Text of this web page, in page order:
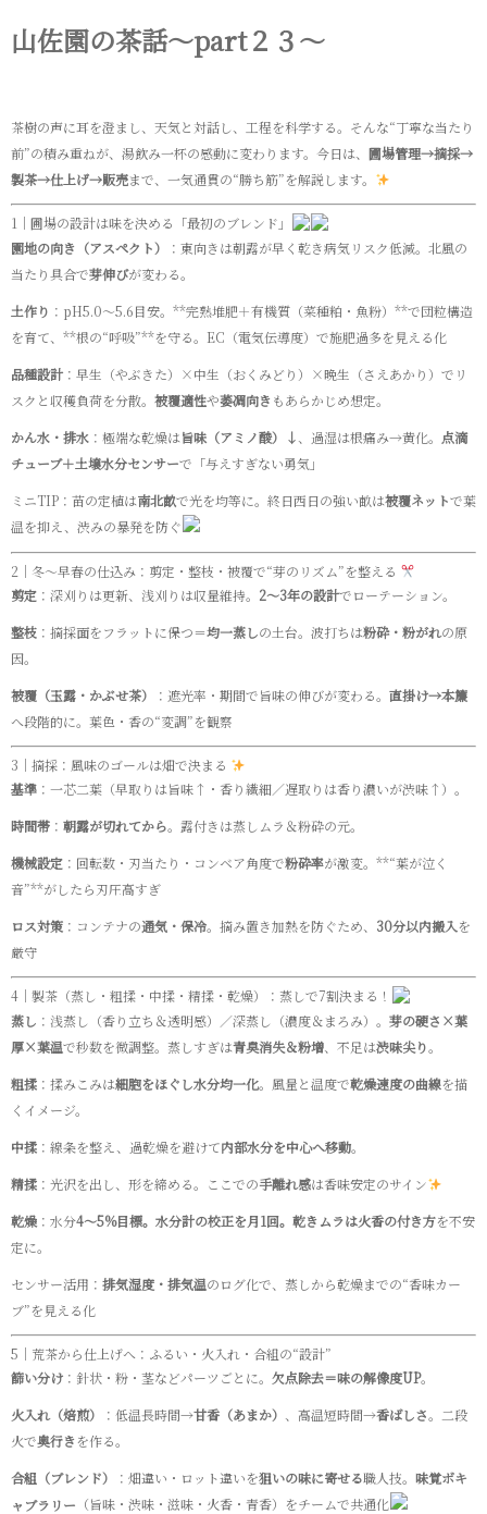
山佐園の茶話～part２３～
茶樹の声に耳を澄まし、天気と対話し、工程を科学する。そんな“丁寧な当たり
前”の積み重ねが、湯飲み一杯の感動に変わります。今日は、 圃場管理→摘採→
製茶→仕上げ→販売まで、一気通貫の“勝ち筋”を解説します。
1｜圃場の設計は味を決める「最初のブレンド」
園地の向き（アスペクト）
：東向きは朝露が早く乾き病気リスク低減。北風の
当たり具合で芽伸びが変わる。
土作り ：pH5.0〜5.6目安。**完熟堆肥＋有機質（菜種粕・魚粉）**で団粒構造
を育て、**根の“呼吸”**を守る。EC（電気伝導度）で施肥過多を見える化
品種設計 ：早生（やぶきた）×中生（おくみどり）×晩生（さえあかり）でリ
スクと収穫負荷を分散。 被覆適性や萎凋向きもあらかじめ想定。
かん水・排水 ：極端な乾燥は旨味（アミノ酸）↓、過湿は根痛み→黄化。 点滴
チューブ＋土壌水分センサーで「与えすぎない勇気」
ミニTIP：苗の定植は南北畝で光を均等に。終日西日の強い畝は被覆ネットで葉
温を抑え、渋みの暴発を防ぐ
2｜冬〜早春の仕込み：剪定・整枝・被覆で“芽のリズム”を整える
剪定 ：深刈りは更新、浅刈りは収量維持。 2〜3年の設計でローテーション。
整枝 ：摘採面をフラットに保つ＝均一蒸しの土台。波打ちは粉砕・粉がれの原
因。
被覆（玉露・かぶせ茶）
：遮光率・期間で旨味の伸びが変わる。 直掛け→本簾
へ段階的に。葉色・香の“変調”を観察
3｜摘採：風味のゴールは畑で決まる
基準 ：一芯二葉（早取りは旨味↑・香り繊細／遅取りは香り濃いが渋味↑）。
時間帯 ： 朝露が切れてから。露付きは蒸しムラ＆粉砕の元。
機械設定 ：回転数・刃当たり・コンベア角度で粉砕率が激変。**“葉が泣く
音”**がしたら刃圧高すぎ
ロス対策 ：コンテナの通気・保冷。摘み置き加熱を防ぐため、 30分以内搬入を
厳守
4｜製茶（蒸し・粗揉・中揉・精揉・乾燥）：蒸しで7割決まる！
蒸し ：浅蒸し（香り立ち＆透明感）／深蒸し（濃度＆まろみ）。 芽の硬さ×葉
厚×葉温で秒数を微調整。蒸しすぎは青臭消失＆粉増、不足は渋味尖り。
粗揉 ：揉みこみは細胞をほぐし水分均一化。風量と温度で乾燥速度の曲線を描
くイメージ。
中揉 ：線条を整え、過乾燥を避けて内部水分を中心へ移動。
精揉 ：光沢を出し、形を締める。ここでの手離れ感は香味安定のサイン
乾燥 ：水分4〜5%目標。水分計の校正を月1回。乾きムラは火香の付き方を不安
定に。
センサー活用： 排気湿度・排気温のログ化で、蒸しから乾燥までの“香味カー
ブ”を見える化
5｜荒茶から仕上げへ：ふるい・火入れ・合組の“設計”
篩い分け ：針状・粉・茎などパーツごとに。 欠点除去＝味の解像度UP。
火入れ（焙煎）
：低温長時間→甘香（あまか） 、高温短時間→香ばしさ。二段
火で奥行きを作る。
合組（ブレンド）
：畑違い・ロット違いを狙いの味に寄せる職人技。 味覚ボキ
ャブラリー （旨味・渋味・滋味・火香・青香）をチームで共通化